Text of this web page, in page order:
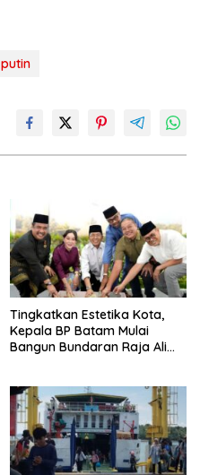
putin
Tingkatkan Estetika Kota,
Kepala BP Batam Mulai
Bangun Bundaran Raja Ali